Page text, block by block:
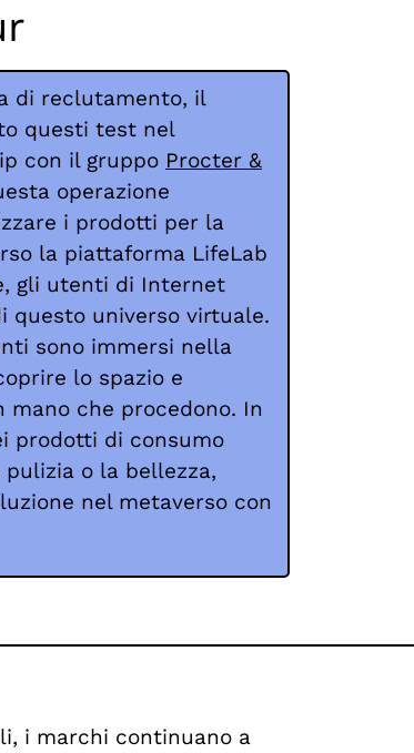
di reclutamento, il
questi test nel
con il gruppo Procter &
operazione
i prodotti per la
la piattaforma LifeLab
gli utenti di Internet
questo universo virtuale.
sono immersi nella
lo spazio e
mano che procedono. In
prodotti di consumo
o la bellezza,
nel metaverso con
i marchi continuano a